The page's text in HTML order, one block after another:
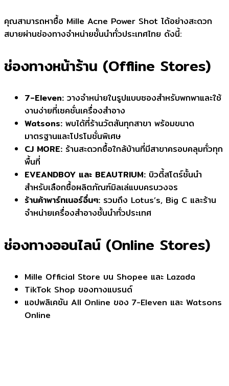
คุณสามารถหาซื้อ Mille Acne Power Shot ได้อย่างสะดวก
สบายผ่านช่องทางจำหน่ายชั้นนำทั่วประเทศไทย ดังนี้:
ช่องทางหน้าร้าน (Offline Stores)
7-Eleven: วางจำหน่ายในรูปแบบซองสำหรับพกพาและใช้
งานง่ายที่เซคชั่นเครื่องสำอาง
Watsons: พบได้ที่ร้านวัตสันทุกสาขา พร้อมขนาด
มาตรฐานและโปรโมชั่นพิเศษ
CJ MORE: ร้านสะดวกซื้อใกล้บ้านที่มีสาขาครอบคลุมทั่วทุก
พื้นที่
EVEANDBOY และ BEAUTRIUM: บิวตี้สโตร์ชั้นนำ
สำหรับเลือกซื้อผลิตภัณฑ์มิลเล่แบบครบวงจร
ร้านค้าพาร์ทเนอร์อื่นๆ: รวมถึง Lotus’s, Big C และร้าน
จำหน่ายเครื่องสำอางชั้นนำทั่วประเทศ
ช่องทางออนไลน์ (Online Stores)
Mille Official Store บน Shopee และ Lazada
TikTok Shop ของทางแบรนด์
แอปพลิเคชัน All Online ของ 7-Eleven และ Watsons
Online